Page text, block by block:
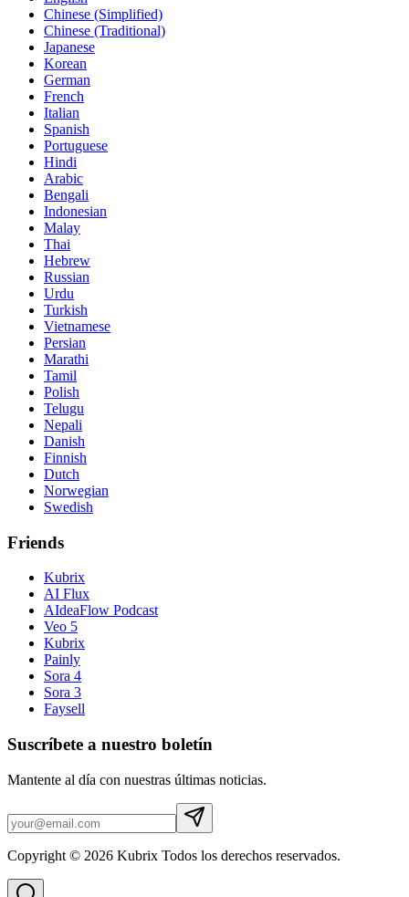
Chinese (Simplified)
Chinese (Traditional)
Japanese
Korean
German
French
Italian
Spanish
Portuguese
Hindi
Arabic
Bengali
Indonesian
Malay
Thai
Hebrew
Russian
Urdu
Turkish
Vietnamese
Persian
Marathi
Tamil
Polish
Telugu
Nepali
Danish
Finnish
Dutch
Norwegian
Swedish
Friends
Kubrix
AI Flux
AIdeaFlow Podcast
Veo 5
Kubrix
Painly
Sora 4
Sora 3
Faysell
Suscríbete a nuestro boletín
Mantente al día con nuestras últimas noticias.
Copyright © 2026 Kubrix Todos los derechos reservados.